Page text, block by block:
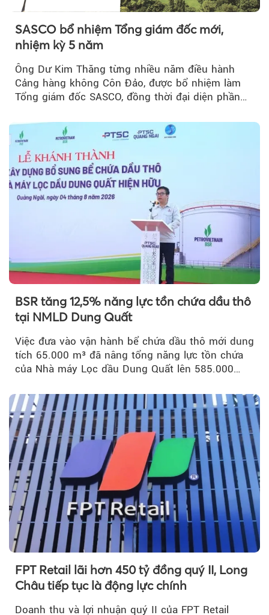
SASCO bổ nhiệm Tổng giám đốc mới,
nhiệm kỳ 5 năm
Ông Dư Kim Thăng từng nhiều năm điều hành
Cảng hàng không Côn Đảo, được bổ nhiệm làm
Tổng giám đốc SASCO, đồng thời đại diện phần
BSR tăng 12,5% năng lực tồn chứa dầu thô
tại NMLD Dung Quất
Việc đưa vào vận hành bể chứa dầu thô mới dung
tích 65.000 m³ đã nâng tổng năng lực tồn chứa
của Nhà máy Lọc dầu Dung Quất lên 585.000
FPT Retail lãi hơn 450 tỷ đồng quý II, Long
Châu tiếp tục là động lực chính
Doanh thu và lợi nhuận quý II của FPT Retail